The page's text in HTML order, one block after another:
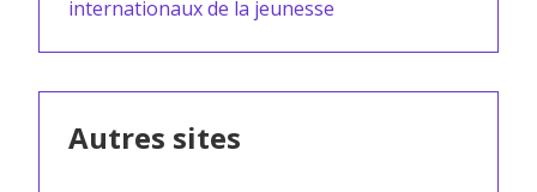
internationaux de la jeunesse
Autres sites